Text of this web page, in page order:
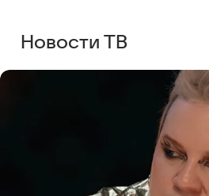
Новости ТВ